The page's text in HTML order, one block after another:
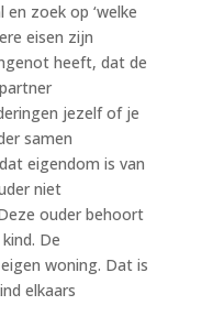
zoek op ‘welke
eisen zijn
heeft, dat de
jezelf of je
samen
eigendom is van
niet
ouder behoort
De
woning. Dat is
elkaars